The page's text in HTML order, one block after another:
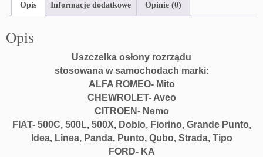
Opis Informacje dodatkowe Opinie (0)
Opis
Uszczelka osłony rozrządu
stosowana w samochodach marki:
ALFA ROMEO- Mito
CHEWROLET- Aveo
CITROEN- Nemo
FIAT- 500C, 500L, 500X, Doblo, Fiorino, Grande Punto,
Idea, Linea, Panda, Punto, Qubo, Strada, Tipo
FORD- KA